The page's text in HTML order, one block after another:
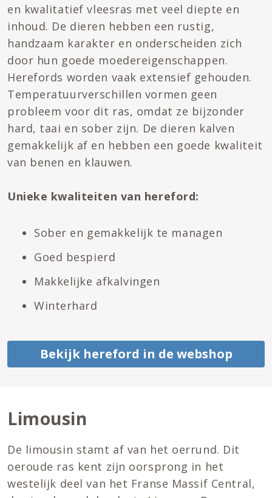
en kwalitatief vleesras met veel diepte en
inhoud. De dieren hebben een rustig,
handzaam karakter en onderscheiden zich
door hun goede moedereigenschappen.
Herefords worden vaak extensief gehouden.
Temperatuurverschillen vormen geen
probleem voor dit ras, omdat ze bijzonder
hard, taai en sober zijn. De dieren kalven
gemakkelijk af en hebben een goede kwaliteit
van benen en klauwen.
Unieke kwaliteiten van hereford:
Sober en gemakkelijk te managen
Goed bespierd
Makkelijke afkalvingen
Winterhard
Bekijk hereford in de webshop
Limousin
De limousin stamt af van het oerrund. Dit
oeroude ras kent zijn oorsprong in het
westelijk deel van het Franse Massif Central,